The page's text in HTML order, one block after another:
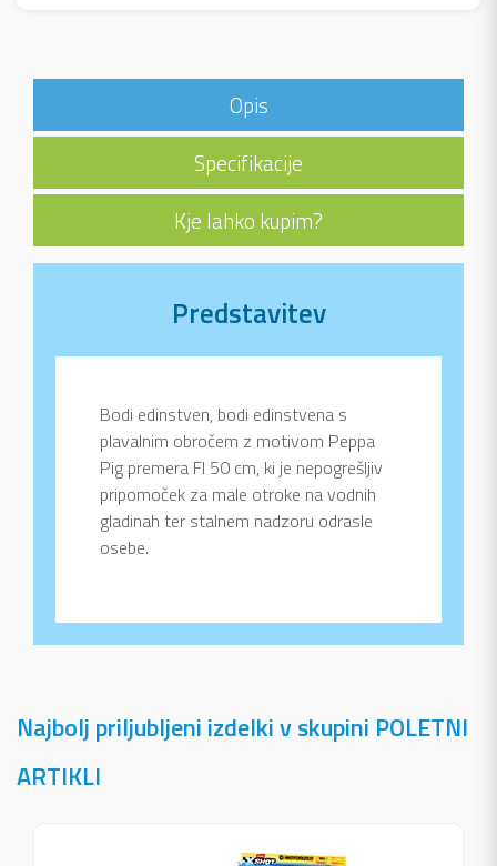
Opis
Specifikacije
Kje lahko kupim?
Predstavitev
Bodi edinstven, bodi edinstvena s
plavalnim obročem z motivom Peppa
Pig premera FI 50 cm, ki je nepogrešljiv
pripomoček za male otroke na vodnih
gladinah ter stalnem nadzoru odrasle
osebe.
Najbolj priljubljeni izdelki v skupini POLETNI
ARTIKLI